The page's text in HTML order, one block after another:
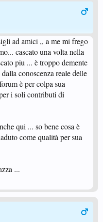
ad amici ,, a me mi frego
cascato una volta nella
piu ... è troppo demente
conoscenza reale delle
è per colpa sua
i soli contributi di
qui ... so bene cosa è
come qualità per sua
...